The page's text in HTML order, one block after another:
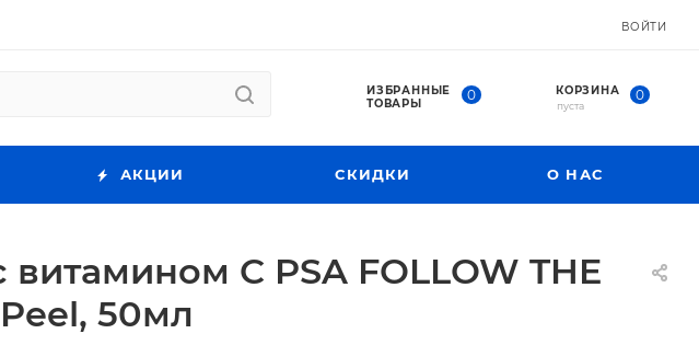
ВОЙТИ
ИЗБРАННЫЕ
ТОВАРЫ
0 КОРЗИНА 0
пуста
АКЦИИ СКИДКИ О НАС
C PSA FOLLOW THE
50мл